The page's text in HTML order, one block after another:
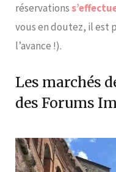
réservations
vous en doutez, il est
l’avance !).
Les marchés
des Forums